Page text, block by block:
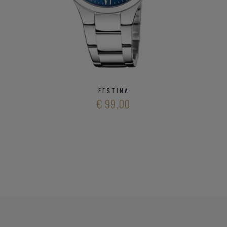
FESTINA
€ 99,00